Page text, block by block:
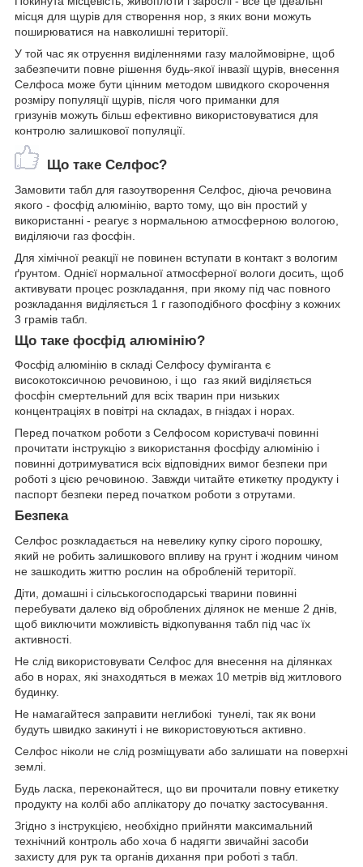
місця для щурів для створення нор, з яких вони можуть
поширюватися на навколишні території.
У той час як отруєння виділеннями газу малоймовірне, щоб
забезпечити повне рішення будь-якої інвазії щурів, внесення
Селфоса може бути цінним методом швидкого скорочення
розміру популяції щурів, після чого приманки для
гризунів можуть більш ефективно використовуватися для
контролю залишкової популяції.
Що таке Селфос?
Замовити табл для газоутворення Селфос, діюча речовина
якого - фосфід алюмінію, варто тому, що він простий у
використанні - реагує з нормальною атмосферною вологою,
виділяючи газ фосфін.
Для хімічної реакції не повинен вступати в контакт з вологим
ґрунтом. Однієї нормальної атмосферної вологи досить, щоб
активувати процес розкладання, при якому під час повного
розкладання виділяється 1 г газоподібного фосфіну з кожних
3 грамів табл.
Що таке фосфід алюмінію?
Фосфід алюмінію в складі Селфосу фуміганта є
високотоксичною речовиною, і що газ який виділяється
фосфін смертельний для всіх тварин при низьких
концентраціях в повітрі на складах, в гніздах і норах.
Перед початком роботи з Селфосом користувачі повинні
прочитати інструкцію з використання фосфіду алюмінію і
повинні дотримуватися всіх відповідних вимог безпеки при
роботі з цією речовиною. Завжди читайте етикетку продукту і
паспорт безпеки перед початком роботи з отрутами.
Безпека
Селфос розкладається на невелику купку сірого порошку,
який не робить залишкового впливу на грунт і жодним чином
не зашкодить життю рослин на обробленій території.
Діти, домашні і сільськогосподарські тварини повинні
перебувати далеко від оброблених ділянок не менше 2 днів,
щоб виключити можливість відкопування табл під час їх
активності.
Не слід використовувати Селфос для внесення на ділянках
або в норах, які знаходяться в межах 10 метрів від житлового
будинку.
Не намагайтеся заправити неглибокі тунелі, так як вони
будуть швидко закинуті і не використовуються активно.
Селфос ніколи не слід розміщувати або залишати на поверхні
землі.
Будь ласка, переконайтеся, що ви прочитали повну етикетку
продукту на колбі або аплікатору до початку застосування.
Згідно з інструкцією, необхідно прийняти максимальний
технічний контроль або хоча б надягти звичайні засоби
захисту для рук та органів дихання при роботі з табл.